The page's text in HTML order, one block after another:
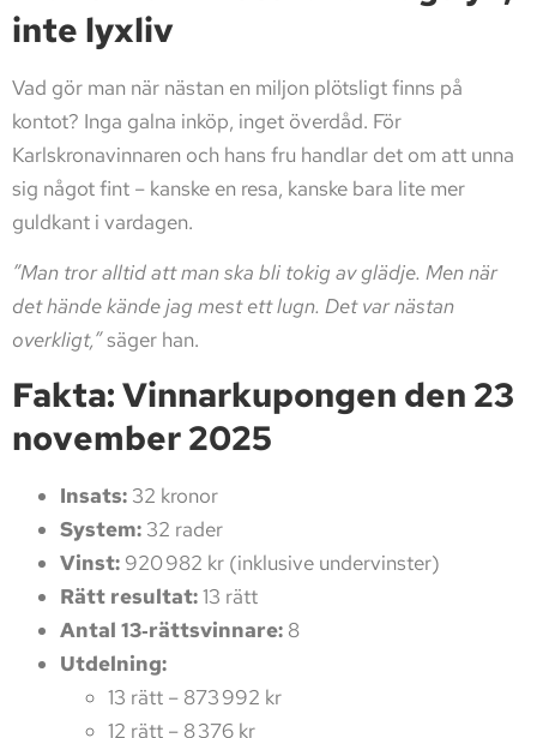
inte lyxliv
Vad gör man när nästan en miljon plötsligt finns på
kontot? Inga galna inköp, inget överdåd. För
Karlskronavinnaren och hans fru handlar det om att unna
sig något fint – kanske en resa, kanske bara lite mer
guldkant i vardagen.
”Man tror alltid att man ska bli tokig av glädje. Men när
det hände kände jag mest ett lugn. Det var nästan
overkligt,”säger han.
Fakta: Vinnarkupongen den 23
november 2025
Insats: 32 kronor
System: 32 rader
Vinst: 920 982 kr (inklusive undervinster)
Rätt resultat:13 rätt
Antal 13‑rättsvinnare: 8
Utdelning:
13 rätt – 873 992 kr
12 rätt – 8 376 kr